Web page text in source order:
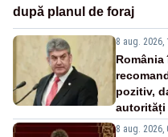
după planul de foraj
8 aug. 2026,
pozitiv,
autorități
8 aug. 2026,